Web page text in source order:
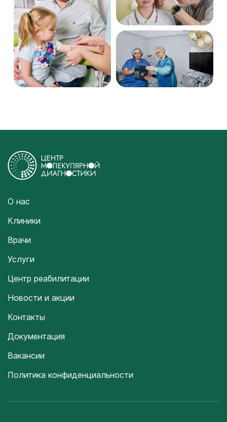
О нас
Клиники
Врачи
Услуги
Центр реабилитации
Новости и акции
Контакты
Документация
Вакансии
Политика конфиденциальности